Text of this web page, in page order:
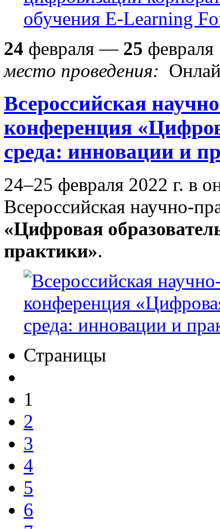
24 февраля — 25 февраля
место проведения:
Всероссийская
конференция
среда: инновации и
24–25 февраля 2022 г. в
Всероссийская научно-
«Цифровая
практики».
Страницы
1
2
3
4
5
6